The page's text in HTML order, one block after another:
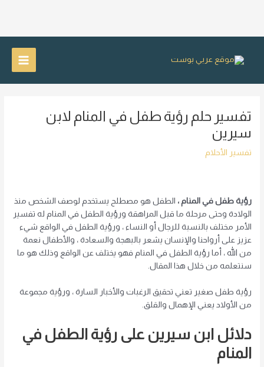
Main
تفسير حلم رؤية طفل في المنام لابن
سيرين
تفسير الأحلام
رؤية طفل في المنام ، الطفل هو مصطلح يستخدم لوصف الشخص منذ
الولادة وحتى مرحلة ما قبل المراهقة ورؤية الطفل في المنام له تفسير
الأمر مختلف بالنسبة للرجال أو النساء ، ورؤية الطفل في الواقع شيء
عزيز على أرواحنا والإنسان يشعر بالبهجة والسعادة ، والأطفال نعمة
من الله ، أما رؤية الطفل في المنام فهو يختلف عن الواقع وذلك هو ما
سنتعلمه من خلال هذا المقال.
رؤية طفل صغير تعني تحقيق الرغبات والأخبار السارة ، ورؤية مجموعة
من الأولاد يعني الإهمال والقلق.
دلائل ابن سيرين على رؤية الطفل في
المنام